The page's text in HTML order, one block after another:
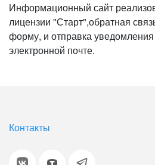
Информационный сайт
лицензии "Старт",обратная
форму, и отправка
электронной почте.
Контакты